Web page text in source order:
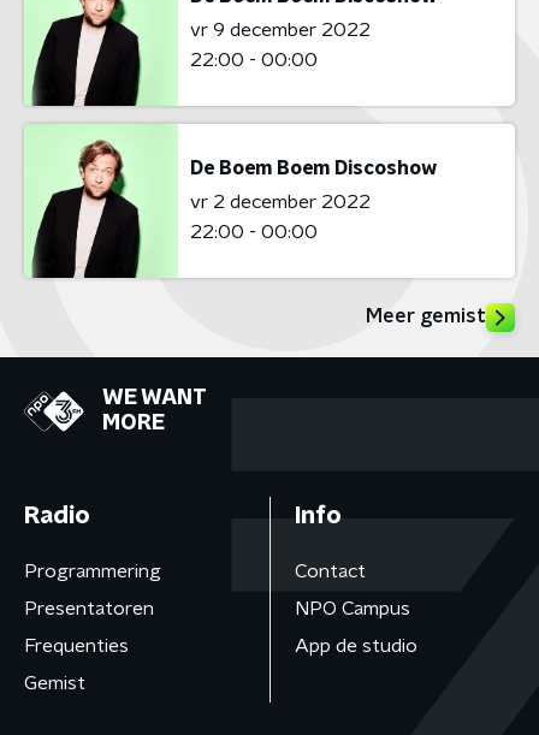
vr 9 december 2022
22:00 - 00:00
De Boem Boem Discoshow
vr 2 december 2022
22:00 - 00:00
Meer gemist
WE WANT
MORE
Radio
Programmering
Presentatoren
Frequenties
Gemist
Info
Contact
NPO Campus
App de studio